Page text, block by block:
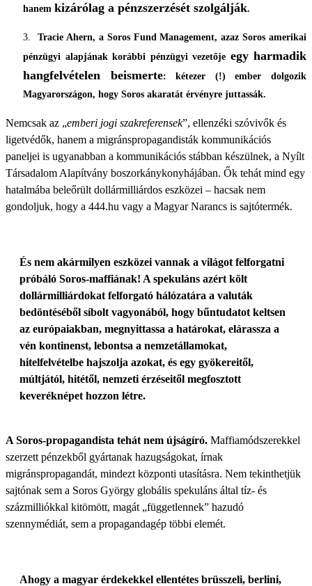
hanem kizárólag a pénzszerzését szolgálják.
Tracie Ahern, a Soros Fund Management, azaz Soros amerikai
pénzügyi alapjának korábbi pénzügyi vezetője egy harmadik
hangfelvételen beismerte: kétezer (!) ember dolgozik
Magyarországon, hogy Soros akaratát érvényre juttassák.
Nemcsak az „emberi jogi szakreferensek”, ellenzéki szóvivők és
ligetvédők, hanem a migránspropagandisták kommunikációs
paneljei is ugyanabban a kommunikációs stábban készülnek, a Nyílt
Társadalom Alapítvány boszorkánykonyhájában. Ők tehát mind egy
hatalmába beleőrült dollármilliárdos eszközei – hacsak nem
gondoljuk, hogy a 444.hu vagy a Magyar Narancs is sajtótermék.
És nem akármilyen eszközei vannak a világot felforgatni
próbáló Soros-maffiának! A spekuláns azért költ
dollármilliárdokat felforgató hálózatára a valuták
bedöntéséből síbolt vagyonából, hogy bűntudatot keltsen
az európaiakban, megnyittassa a határokat, elárassza a
vén kontinenst, lebontsa a nemzetállamokat,
hitelfelvételbe hajszolja azokat, és egy gyökereitől,
múltjától, hitétől, nemzeti érzéseitől megfosztott
keveréknépet hozzon létre.
A Soros-propagandista tehát nem újságíró. Maffiamódszerekkel
szerzett pénzekből gyártanak hazugságokat, írnak
migránspropagandát, mindezt központi utasításra. Nem tekinthetjük
sajtónak sem a Soros György globális spekuláns által tíz- és
százmilliókkal kitömött, magát „függetlennek” hazudó
szennymédiát, sem a propagandagép többi elemét.
Ahogy a magyar érdekekkel ellentétes brüsszeli, berlini,